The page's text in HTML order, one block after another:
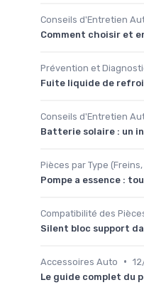
Conseils d'Entretien
Comment choisir et
Prévention et
Fuite liquide de
Conseils d'Entretien
Batterie solaire : un
Pièces par Type
Pompe a essence :
Compatibilité des
Silent bloc support
Accessoires Auto •
Le guide complet du